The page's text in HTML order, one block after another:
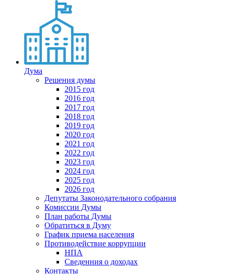
Дума
Решения думы
2015 год
2016 год
2017 год
2018 год
2019 год
2020 год
2021 год
2022 год
2023 год
2024 год
2025 год
2026 год
Депутаты Законодательного собрания
Комиссии Думы
План работы Думы
Обратиться в Думу
График приема населения
Противодействие коррупции
НПА
Сведенния о доходах
Контакты